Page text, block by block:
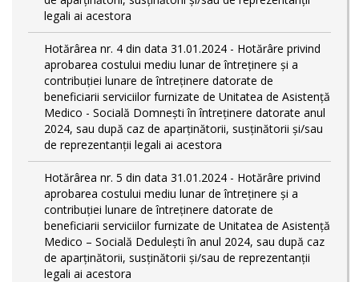
legali ai acestora
Hotărârea nr. 4 din data 31.01.2024 - Hotărâre privind
aprobarea costului mediu lunar de întreținere și a
contribuției lunare de întreținere datorate de
beneficiarii serviciilor furnizate de Unitatea de Asistență
Medico - Socială Domnești în întreținere datorate anul
2024, sau după caz de aparținătorii, susținătorii și/sau
de reprezentanții legali ai acestora
Hotărârea nr. 5 din data 31.01.2024 - Hotărâre privind
aprobarea costului mediu lunar de întreținere și a
contribuției lunare de întreținere datorate de
beneficiarii serviciilor furnizate de Unitatea de Asistență
Medico – Socială Dedulești în anul 2024, sau după caz
de aparținătorii, susținătorii și/sau de reprezentanții
legali ai acestora